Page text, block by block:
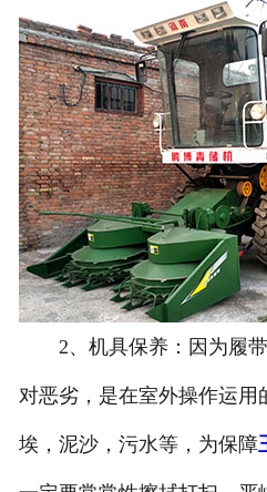
2、机具保养：因为履带
对恶劣，是在室外操作运用
埃，泥沙，污水等，为保障